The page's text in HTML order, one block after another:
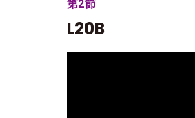
第2節
L20B